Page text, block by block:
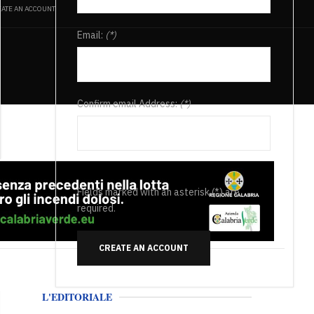
AN ACCOUNT
Email: (*)
Confirm email Address:(*)
Fields marked with an asterisk (*) are
required.
CREATE AN ACCOUNT
L'EDITORIALE